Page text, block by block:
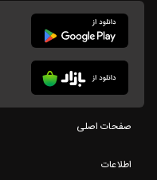
صفحات اصلی
اطلاعات